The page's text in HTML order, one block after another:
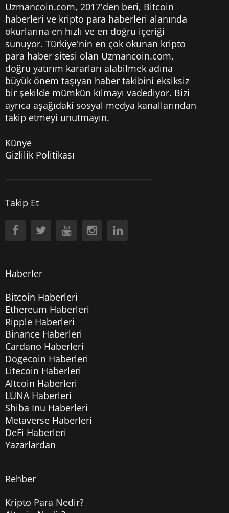
Uzmancoin.com, 2017'den beri, Bitcoin
haberleri ve kripto para haberleri alanında
okurlarına en hızlı ve en doğru içeriği
sunuyor. Türkiye'nin en çok okunan kripto
para haber sitesi olan Uzmancoin.com,
doğru yatırım kararları alabilmek adına
büyük önem taşıyan haber takibini eksiksiz
bir şekilde mümkün kılmayı vadediyor. Bizi
ayrıca aşağıdaki sosyal medya kanallarından
takip etmeyi unutmayın.
Künye
Gizlilik Politikası
Takip Et
Haberler
Bitcoin Haberleri
Ethereum Haberleri
Ripple Haberleri
Binance Haberleri
Cardano Haberleri
Dogecoin Haberleri
Litecoin Haberleri
Altcoin Haberleri
LUNA Haberleri
Shiba Inu Haberleri
Metaverse Haberleri
DeFi Haberleri
Yazarlardan
Rehber
Kripto Para Nedir?